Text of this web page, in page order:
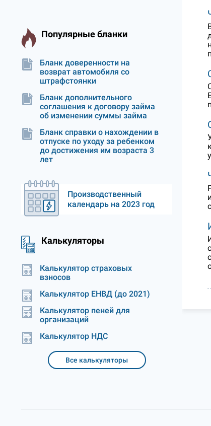
Популярные бланки
Бланк доверенности на
возврат автомобиля со
штрафстоянки
Бланк дополнительного
соглашения к договору займа
об изменении суммы займа
Бланк справки о нахождении в
отпуске по уходу за ребенком
до достижения им возраста 3
лет
Производственный
календарь на 2023 год
Калькуляторы
Калькулятор страховых
взносов
Калькулятор ЕНВД (до 2021)
Калькулятор пеней для
организаций
Калькулятор НДС
Все калькуляторы